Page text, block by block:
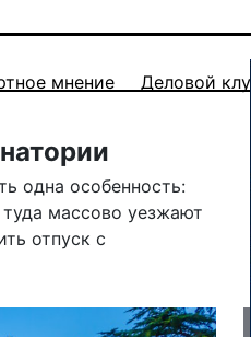
мнение Деловой клуб
одна особенность:
массово уезжают
отпуск с